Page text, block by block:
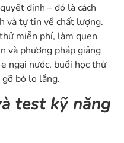
định – đó là cách
và tự tin về chất lượng.
miễn phí, làm quen
và phương pháp giảng
ngại nước, buổi học thử
bỏ lo lắng.
test kỹ năng